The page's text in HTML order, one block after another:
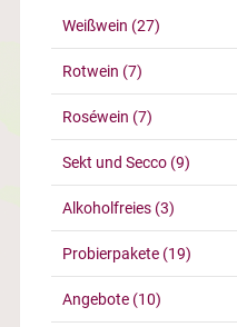
Weißwein (27)
Rotwein (7)
Roséwein (7)
Sekt und Secco (9)
Alkoholfreies (3)
Probierpakete (19)
Angebote (10)